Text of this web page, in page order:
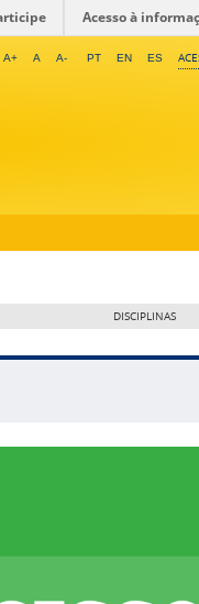
Acesso à
A+ A A- PT EN ES
DISCIPLINAS